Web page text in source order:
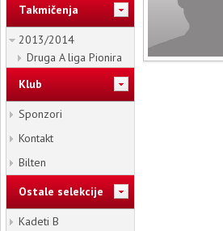
Takmičenja
2013/2014
Druga A liga Pionira
Klub
Sponzori
Kontakt
Bilten
Ostale selekcije
Kadeti B